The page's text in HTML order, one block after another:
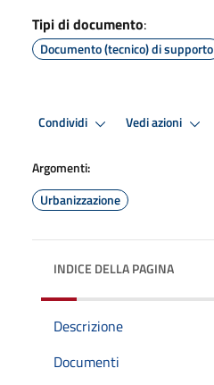
Tipi di documento:
Documento (tecnico) di supporto
Condividi Vedi azioni
Argomenti:
Urbanizzazione
INDICE DELLA PAGINA
Descrizione
Documenti